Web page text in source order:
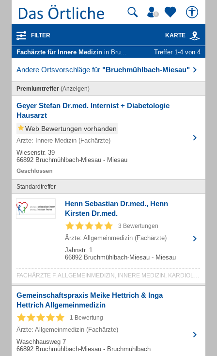
FILTER KARTE
Fachärzte für Innere Medizin in Bruchmühlbach-Miesau Treffer 1-4 von 4
Andere Ortsvorschläge für "Bruchmühlbach-Miesau"
Premiumtreffer (Anzeigen)
Geyer Stefan Dr.med. Internist + Diabetologie
Hausarzt
Web Bewertungen vorhanden
Ärzte: Innere Medizin (Fachärzte)
Wiesenstr. 39
66892 Bruchmühlbach-Miesau - Miesau
Standardtreffer
Henn Sebastian Dr.med., Henn
Kirsten Dr.med.
3 Bewertungen
Ärzte: Allgemeinmedizin (Fachärzte)
Jahnstr. 1
66892 Bruchmühlbach-Miesau - Miesau
FACHÄRZTE F. ALLGEMEINMEDIZIN, INNERE MEDIZIN, KARDIOLOGIE, JUGENDMEDIZIN
Gemeinschaftspraxis Meike Hettrich & Inga
Hettrich Allgemeinmedizin
1 Bewertung
Ärzte: Allgemeinmedizin (Fachärzte)
Waschhausweg 7
66892 Bruchmühlbach-Miesau - Bruchmühlbach